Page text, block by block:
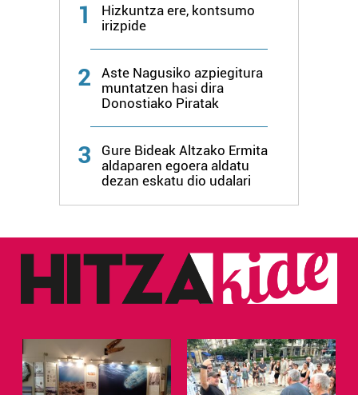
1
Hizkuntza ere, kontsumo
irizpide
2
Aste Nagusiko azpiegitura
muntatzen hasi dira
Donostiako Piratak
3
Gure Bideak Altzako Ermita
aldaparen egoera aldatu
dezan eskatu dio udalari